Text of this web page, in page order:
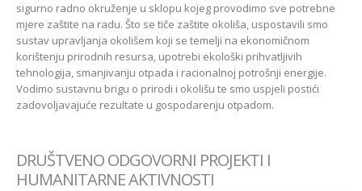
sigurno radno okruženje u sklopu kojeg provodimo sve potrebne
mjere zaštite na radu. Što se tiče zaštite okoliša, uspostavili smo
sustav upravljanja okolišem koji se temelji na ekonomičnom
korištenju prirodnih resursa, upotrebi ekološki prihvatljivih
tehnologija, smanjivanju otpada i racionalnoj potrošnji energije.
Vodimo sustavnu brigu o prirodi i okolišu te smo uspjeli postići
zadovoljavajuće rezultate u gospodarenju otpadom.
DRUŠTVENO ODGOVORNI PROJEKTI I
HUMANITARNE AKTIVNOSTI